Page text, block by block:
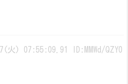
火) 07:55:09.91 ID:MMWd/QZY0